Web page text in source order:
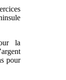
la
pour